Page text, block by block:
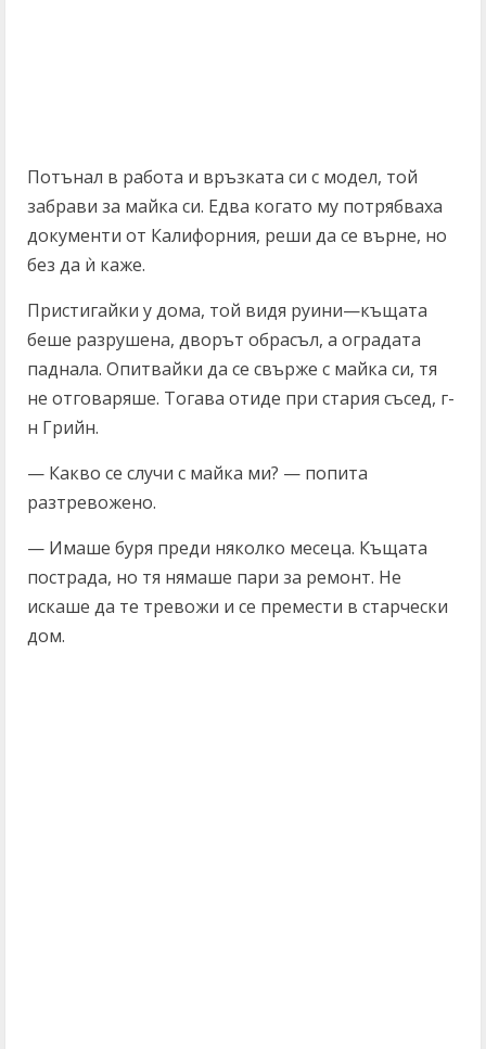
Потънал в работа и връзката си с модел, той
забрави за майка си. Едва когато му потрябваха
документи от Калифорния, реши да се върне, но
без да ѝ каже.
Пристигайки у дома, той видя руини—къщата
беше разрушена, дворът обрасъл, а оградата
паднала. Опитвайки да се свърже с майка си, тя
не отговаряше. Тогава отиде при стария съсед, г-
н Грийн.
— Какво се случи с майка ми? — попита
разтревожено.
— Имаше буря преди няколко месеца. Къщата
пострада, но тя нямаше пари за ремонт. Не
искаше да те тревожи и се премести в старчески
дом.